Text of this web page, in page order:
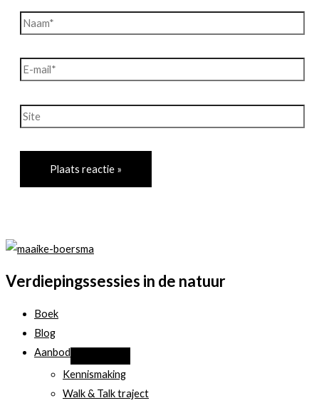
Naam*
E-
Site
Verdiepingssessies in de natuur
Boek
Blog
Aanbod
Kennismaking
Walk & Talk traject